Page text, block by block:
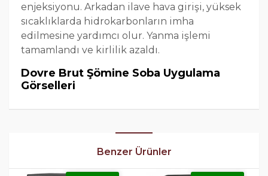
enjeksiyonu. Arkadan ilave hava girişi, yüksek
sıcaklıklarda hidrokarbonların imha
edilmesine yardımcı olur. Yanma işlemi
tamamlandı ve kirlilik azaldı.
Dovre Brut Şömine Soba Uygulama
Görselleri
Benzer Ürünler